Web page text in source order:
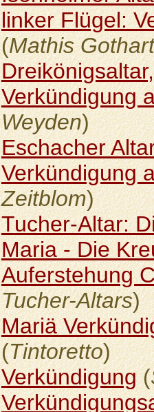
linker Flügel:
(Mathis
Verkündigung
Weyden)
Eschacher
Verkündigung
Zeitblom)
Tucher-Altar:
Maria - Die
Auferstehung
Tucher-Altars)
Mariä
(Tintoretto)
Verkündigung(